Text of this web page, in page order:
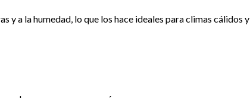
a la humedad, lo que los hace ideales para climas cálidos